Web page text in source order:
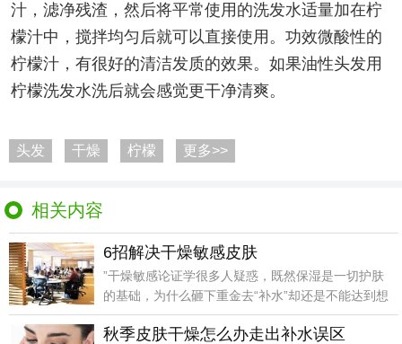
汁，滤净残渣，然后将平常使用的洗发水适量加在柠
檬汁中，搅拌均匀后就可以直接使用。功效微酸性的
柠檬汁，有很好的清洁发质的效果。如果油性头发用
柠檬洗发水洗后就会感觉更干净清爽。
头发 干燥 柠檬 更多>>
相关内容
6招解决干燥敏感皮肤
”干燥敏感论证学很多人疑惑，既然保湿是一切护肤
的基础，为什么砸下重金去“补水”却还是不能达到想
要的效
秋季皮肤干燥怎么办走出补水误区